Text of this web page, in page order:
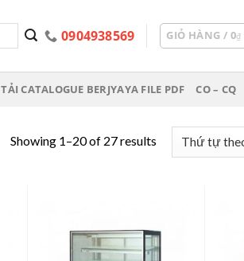
0904938569 GIỎ HÀNG / 0₫
TẢI CATALOGUE BERJYAYA FILE PDF CO – CQ
Showing 1–20 of 27 results